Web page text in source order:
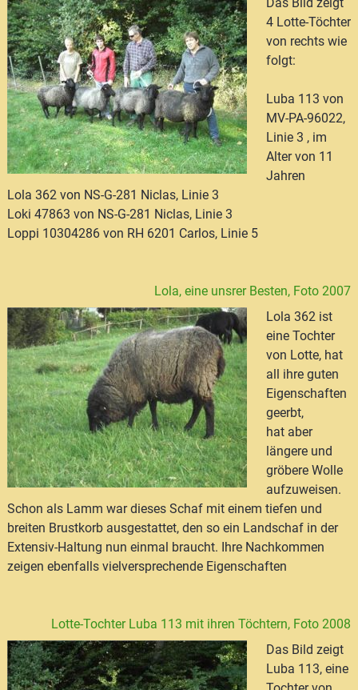
4 Lotte-Töchter
von rechts wie
folgt:
Luba 113 von
MV-PA-96022,
Linie 3 , im
Alter von 11
Jahren
Lola 362 von NS-G-281 Niclas, Linie 3
Loki 47863 von NS-G-281 Niclas, Linie 3
Loppi 10304286 von RH 6201 Carlos, Linie 5
Lola, eine unsrer Besten, Foto 2007
Lola 362 ist
eine Tochter
von Lotte, hat
all ihre guten
Eigenschaften
geerbt,
hat aber
längere und
gröbere Wolle
aufzuweisen.
Schon als Lamm war dieses Schaf mit einem tiefen und
breiten Brustkorb ausgestattet, den so ein Landschaf in der
Extensiv-Haltung nun einmal braucht. Ihre Nachkommen
zeigen ebenfalls vielversprechende Eigenschaften
Lotte-Tochter Luba 113 mit ihren Töchtern, Foto 2008
Das Bild zeigt
Luba 113, eine